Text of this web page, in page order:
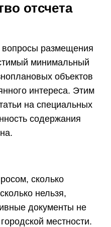
отсчета
размещения
минимальный
объектов
интереса. Этим
на специальных
содержания
сколько
нельзя,
документы не
местности.